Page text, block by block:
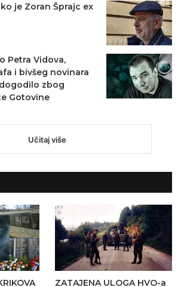
je Zoran Šprajc ex
Petra Vidova,
i bivšeg novinara
zbog
Gotovine
Učitaj više
ZATAJENA ULOGA HVO-a